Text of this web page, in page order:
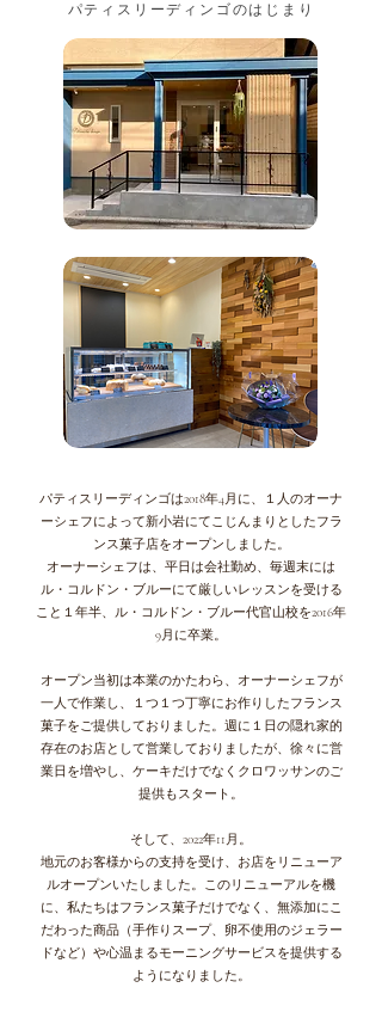
パティスリーディンゴのはじまり
パティスリーディンゴは2018年4月に、１人のオーナ
ーシェフによって新小岩にてこじんまりとしたフラ
ンス菓子店をオープンしました。
オーナーシェフは、平日は会社勤め、毎週末には
ル・コルドン・ブルーにて厳しいレッスンを受ける
こと１年半、ル・コルドン・ブルー代官山校を2016年
9月に卒業。
オープン当初は本業のかたわら、オーナーシェフが
一人で作業し、１つ１つ丁寧にお作りしたフランス
菓子をご提供しておりました。週に１日の隠れ家的
存在のお店として営業しておりましたが、徐々に営
業日を増やし、ケーキだけでなくクロワッサンのご
提供もスタート。
そして、2022年11月。
地元のお客様からの支持を受け、お店をリニューア
ルオープンいたしました。このリニューアルを機
に、私たちはフランス菓子だけでなく、無添加にこ
だわった商品（手作りスープ、卵不使用のジェラー
ドなど）や心温まるモーニングサービスを提供する
ようになりました。